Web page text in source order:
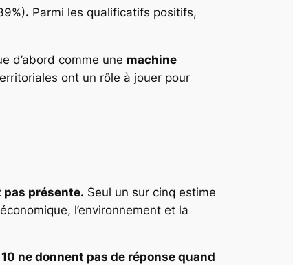
. Parmi les qualificatifs positifs,
d’abord comme une machine
ont un rôle à jouer pour
pas présente. Seul un sur cinq estime
l’environnement et la
ne donnent pas de réponse quand